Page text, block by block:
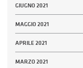
GIUGNO 2021
MAGGIO 2021
APRILE 2021
MARZO 2021